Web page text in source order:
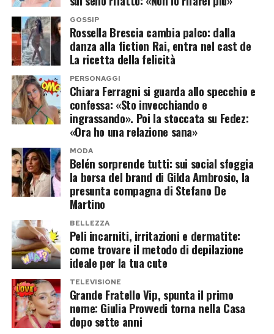
l’unica scelta sicura è un ambiente climatizzato
artificialmente, impostato a non più di 5°C in
meno rispetto alla temperatura esterna per
evitare shock termici.
2. L’ingegneria dell’idratazione: oltre la
semplice acqua
Aspettare lo stimolo della sete significa essere
già disidratati dell’1%. La strategia corretta
prevede di bere 500 ml di acqua nelle due ore
precedenti lo sforzo, e poi sorseggiare circa 150
ml ogni 15 o 20 minuti di attività. Se
l’allenamento supera i 45 minuti, l’acqua da sola
non basta più: lo svuotamento gastrico rallenta
e si rischia l’iponatriemia. È fondamentale
integrare soluzioni isotoniche contenenti sodio,
potassio e magnesio per ripristinare gli
elettroliti persi con la sudorazione.
GOSSIP
Rossella Brescia cambia palco: dalla
danza alla fiction Rai, entra nel cast de
La ricetta della felicità
PERSONAGGI
Chiara Ferragni si guarda allo specchio e
confessa: «Sto invecchiando e
ingrassando». Poi la stoccata su Fedez:
«Ora ho una relazione sana»
MODA
Belén sorprende tutti: sui social sfoggia
la borsa del brand di Gilda Ambrosio, la
presunta compagna di Stefano De
Martino
BELLEZZA
Peli incarniti, irritazioni e dermatite:
come trovare il metodo di depilazione
ideale per la tua cute
TELEVISIONE
Grande Fratello Vip, spunta il primo
nome: Giulia Provvedi torna nella Casa
dopo sette anni